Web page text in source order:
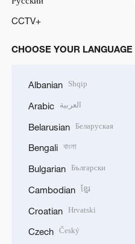
CCTV+
CHOOSE YOUR LANGUAGE
Albanian Shqip
Arabic العربية
Belarusian Беларуская
Bengali বাংলা
Bulgarian Български
Cambodian ខ្មែរ
Croatian Hrvatski
Czech Český